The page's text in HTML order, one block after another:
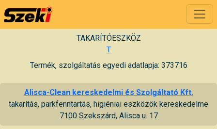
TAKARÍTÓESZKÖZ
T
Termék, szolgáltatás egyedi adatlapja: 373716
Alisca-Clean kereskedelmi és Szolgáltató Kft.
takarítás, parkfenntartás, higiéniai eszközök kereskedelme
7100 Szekszárd, Alisca u. 17